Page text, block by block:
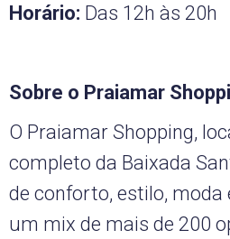
Horário: Das 12h às 20h
Sobre o Praiamar
O Praiamar Shopping,
completo da Baixada
de conforto, estilo, moda
um mix de mais de 200